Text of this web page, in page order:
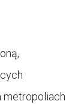
metropoliach